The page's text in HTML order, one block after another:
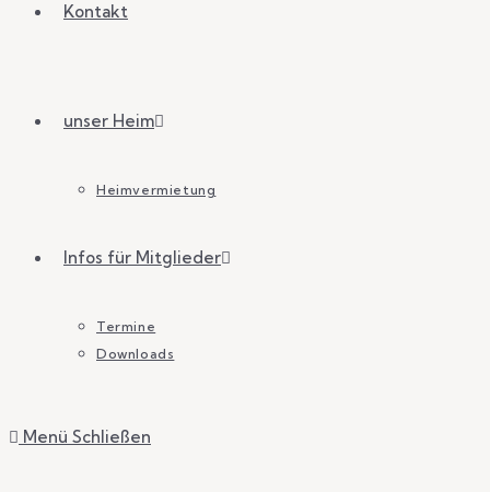
Kontakt
unser Heim
Heimvermietung
Infos für Mitglieder
Termine
Downloads
Menü Schließen